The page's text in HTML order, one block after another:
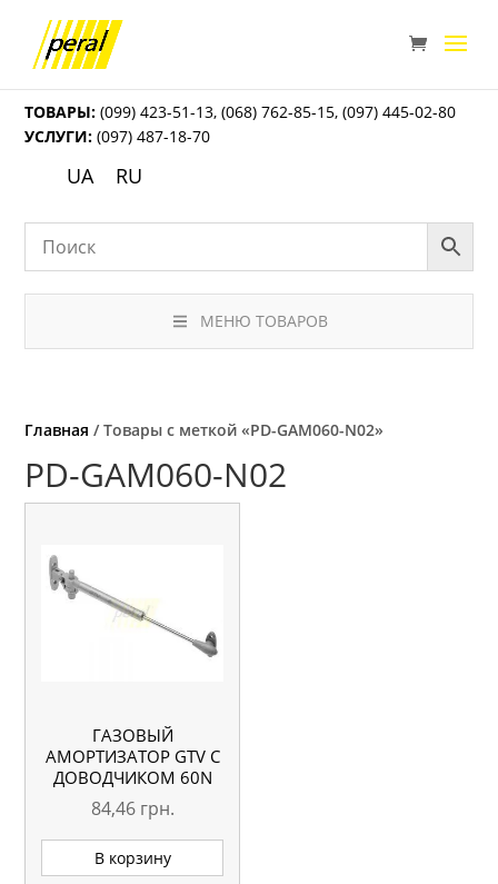
ТОВАРЫ: (099) 423-51-13,(068) 762-85-15,(097) 445-02-80
УСЛУГИ: (097) 487-18-70
UA RU
МЕНЮ ТОВАРОВ
Главная / Товары с меткой «PD-GAM060-N02»
PD-GAM060-N02
ГАЗОВЫЙ
АМОРТИЗАТОР GTV С
ДОВОДЧИКОМ 60N
84,46 грн.
В корзину